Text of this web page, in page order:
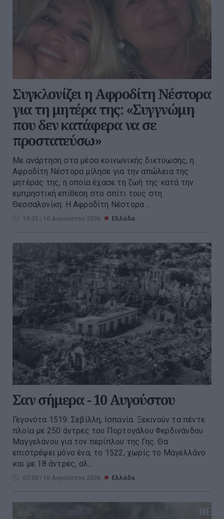
Συγκλονίζει η Αφροδίτη Νέστορα
για τη μητέρα της: «Συγγνώμη
που δεν κατάφερα να σε
προστατεύσω»
Με ανάρτηση στα μέσα κοινωνικής δικτύωσης, η
Αφροδίτη Νέστορα μίλησε για την απώλεια της
μητέρας της, η οποία έχασε τη ζωή της κατά την
εμπρηστική επίθεση στο σπίτι τους στη
Θεσσαλονίκη. Η Αφροδίτη Νέστορα ...
14:31 | 10 Αυγούστου 2026 Ελλάδα
Σαν σήμερα - 10 Αυγούστου
Γεγονότα 1519: Σεβίλλη, Ισπανία. Ξεκινούν τα πέντε
πλοία με 250 άντρες του Πορτογάλου Φερδινάνδου
Μαγγελάνου για τον περίπλου της Γης. Θα
επιστρέψει μόνο ένα, το 1522, χωρίς το Μαγελλάνο
και με 18 άντρες, αλ...
07:00 | 10 Αυγούστου 2026 Ελλάδα